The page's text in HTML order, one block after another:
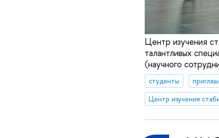
Центр изучения
талантливых
(научного
студенты